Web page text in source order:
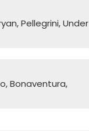
Pellegrini, Under
Bonaventura,